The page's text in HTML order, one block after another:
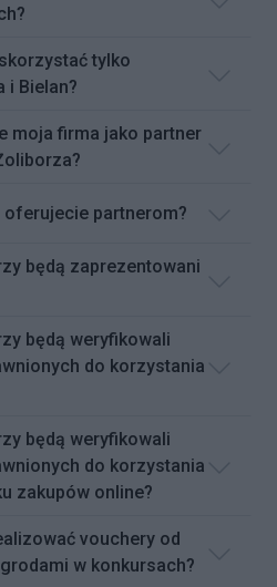
tylko
i Bielan?
moja firma jako partner
partnerom?
będą zaprezentowani
będą weryfikowali
do korzystania
będą weryfikowali
do korzystania
zakupów online?
vouchery od
w konkursach?